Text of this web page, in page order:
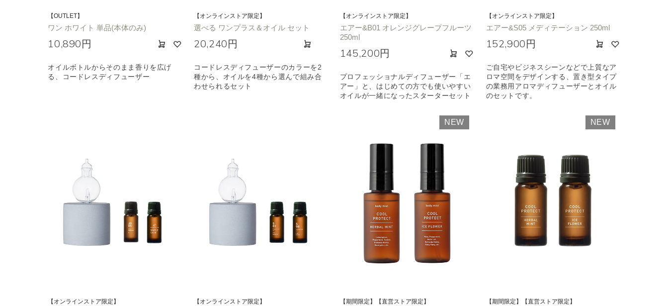
【OUTLET】
ワン ホワイト 単品(本体のみ)
10,890円
オイルボトルからそのまま香りを広げ
る、コードレスディフューザー
【オンラインストア限定】
選べる ワンプラス＆オイル セット
20,240円
コードレスディフューザーのカラーを2
種から、オイルを4種から選んで組み合
わせられるセット
【オンラインストア限定】
エアー&B01 オレンジグレープフルーツ
250ml
145,200円
プロフェッショナルディフューザー「エ
アー」と、はじめての方でも使いやすい
オイルが一緒になったスターターセット
【オンラインストア限定】
エアー&S05 メディテーション 250ml
152,900円
ご自宅やビジネスシーンなどで上質なア
ロマ空間をデザインする、置き型タイプ
の業務用アロマディフューザーとオイル
のセットです。
【オンラインストア限定】 【オンラインストア限定】
NEW
【期間限定】【直営ストア限定】
NEW
【期間限定】【直営ストア限定】